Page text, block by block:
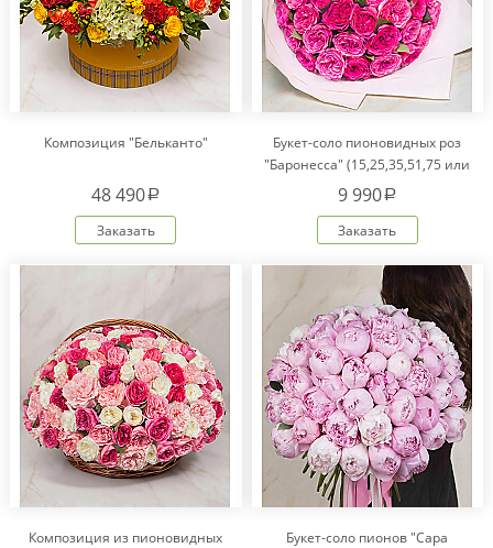
Композиция "Бельканто"
48 490a
Заказать
Букет-соло пионовидных роз
"Баронесса" (15,25,35,51,75 или
101)
9 990a
Заказать
Композиция из пионовидных
Букет-соло пионов "Сара